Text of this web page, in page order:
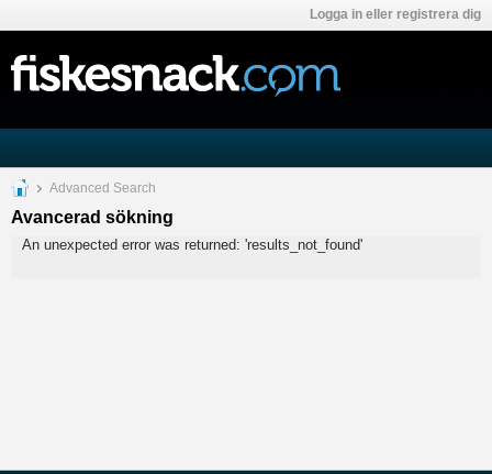
Logga in eller registrera dig
Advanced Search
Avancerad sökning
An unexpected error was returned: 'results_not_found'